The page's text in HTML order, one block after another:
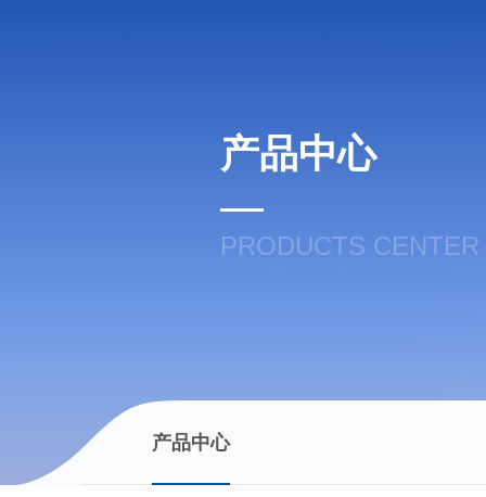
产品中心
PRODUCTS CENTER
产品中心